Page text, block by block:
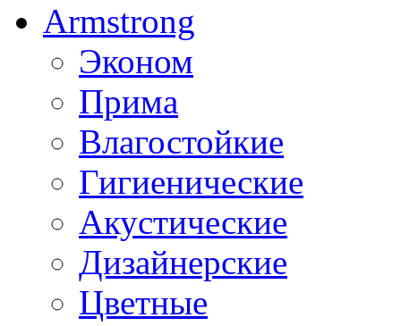
Armstrong
Эконом
Прима
Влагостойкие
Гигиенические
Акустические
Дизайнерские
Цветные